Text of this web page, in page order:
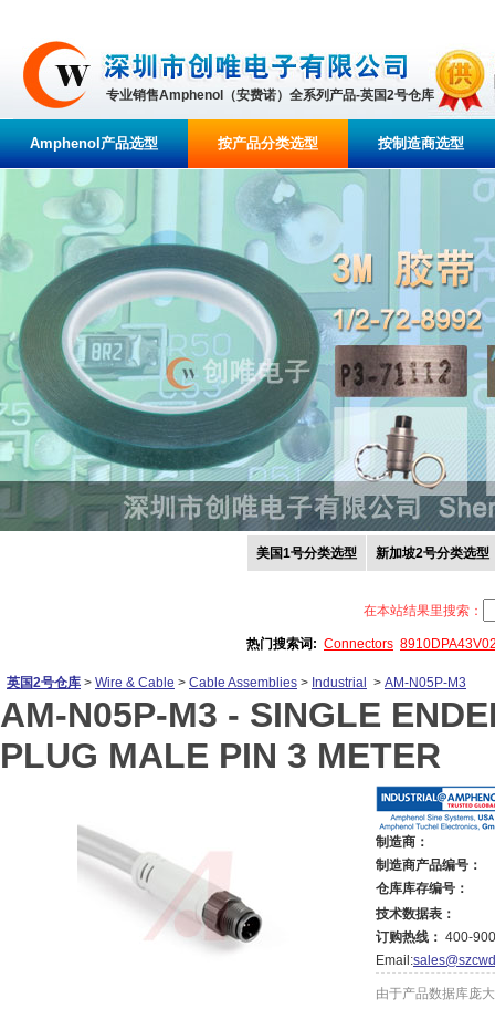
专业销售Amphenol（安费诺）全系列产品-英国2号仓库
Amphenol产品选型 按产品分类选型 按制造商选型
美国1号分类选型 新加坡2号分类选型
在本站结果里搜索：
热门搜索词: Connectors
英国2号仓库 > Wire & Cable > Cable Assemblies > Industrial > AM-N05P-M3
AM-N05P-M3 - SINGLE
PLUG MALE PIN 3 METER
制造商：
制造商产品编号：
仓库库存编号：
技术数据表：
订购热线： 400-
Email:
由于产品数据库庞